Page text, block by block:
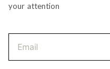
your attention